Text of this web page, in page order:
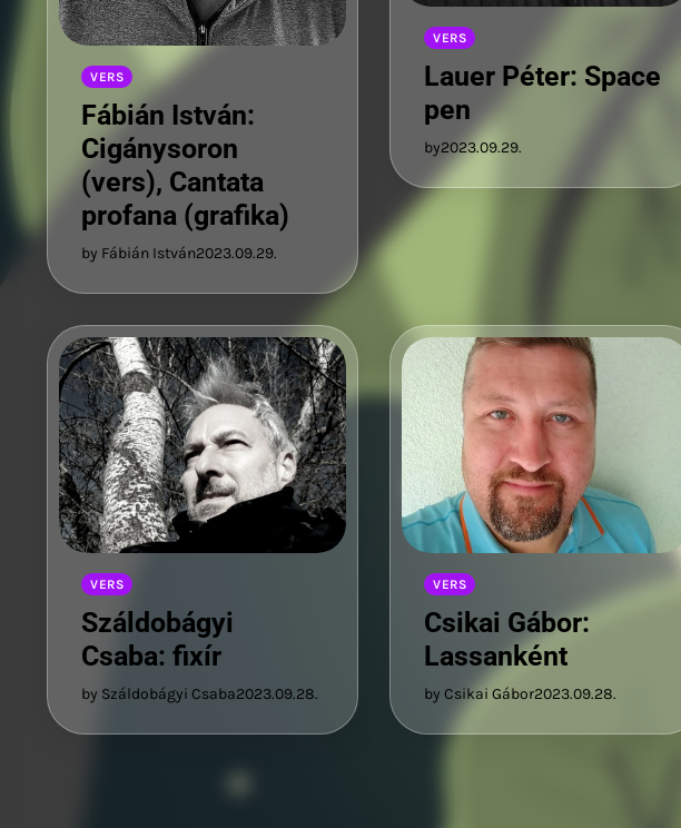
VERS
Fábián István:
Cigánysoron
(vers), Cantata
profana (grafika)
by Fábián István2023.09.29.
VERS
Lauer Péter: Space
pen
by2023.09.29.
VERS
Száldobágyi
Csaba: fixír
by Száldobágyi Csaba2023.09.28.
VERS
Csikai Gábor:
Lassanként
by Csikai Gábor2023.09.28.